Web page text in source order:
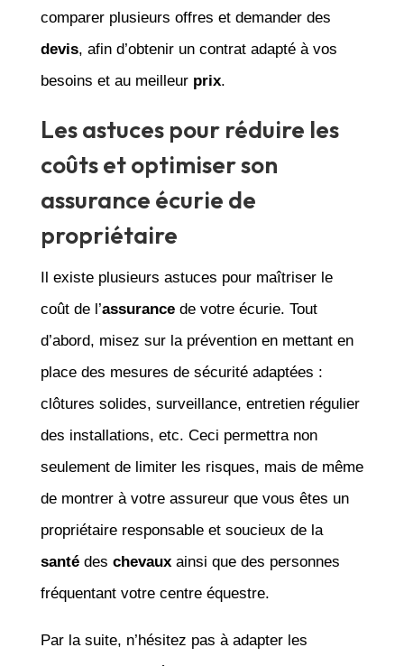
comparer plusieurs offres et demander des
devis, afin d’obtenir un contrat adapté à vos
besoins et au meilleur prix.
Les astuces pour réduire les
coûts et optimiser son
assurance écurie de
propriétaire
Il existe plusieurs astuces pour maîtriser le
coût de l’assurancede votre écurie. Tout
d’abord, misez sur la prévention en mettant en
place des mesures de sécurité adaptées :
clôtures solides, surveillance, entretien régulier
des installations, etc. Ceci permettra non
seulement de limiter les risques, mais de même
de montrer à votre assureur que vous êtes un
propriétaire responsable et soucieux de la
santédes chevauxainsi que des personnes
fréquentant votre centre équestre.
Par la suite, n’hésitez pas à adapter les